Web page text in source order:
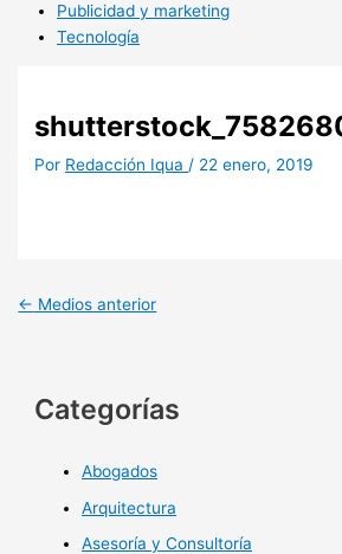
Publicidad y marketing
Tecnología
Por Redacción Iqua / 22 enero, 2019
← Medios anterior
Categorías
Abogados
Arquitectura
Asesoría y Consultoría